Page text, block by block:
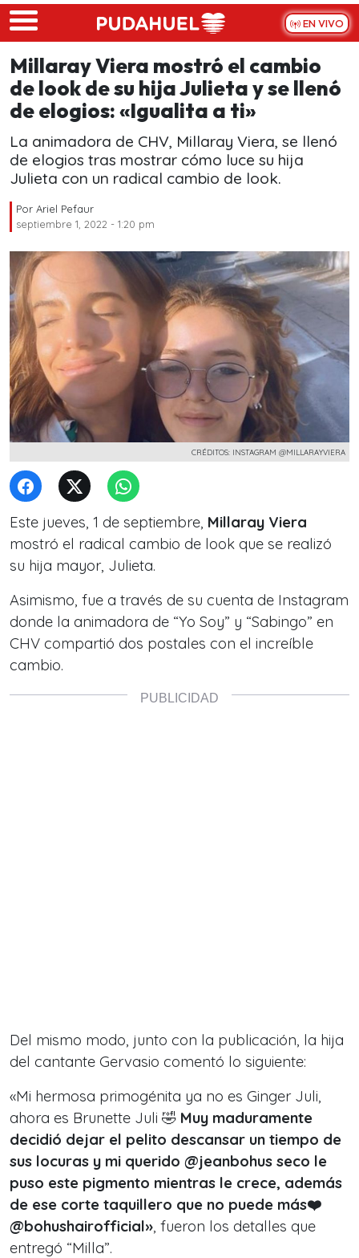
Skip to main content
EN VIVO
Millaray Viera mostró el cambio
de look de su hija Julieta y se llenó
de elogios: «Igualita a ti»
La animadora de CHV, Millaray Viera, se llenó
de elogios tras mostrar cómo luce su hija
Julieta con un radical cambio de look.
Por Ariel Pefaur
septiembre 1, 2022 - 1:20 pm
CRÉDITOS: INSTAGRAM @MILLARAYVIERA
Este jueves, 1 de septiembre, Millaray Viera
mostró el radical cambio de look que se realizó
su hija mayor, Julieta.
Asimismo, fue a través de su cuenta de Instagram
donde la animadora de “Yo Soy” y “Sabingo” en
CHV compartió dos postales con el increíble
cambio.
Del mismo modo, junto con la publicación, la hija
del cantante Gervasio comentó lo siguiente:
«Mi hermosa primogénita ya no es Ginger Juli,
ahora es Brunette Juli 🤣 Muy maduramente
decidió dejar el pelito descansar un tiempo de
sus locuras y mi querido @jeanbohus seco le
puso este pigmento mientras le crece, además
de ese corte taquillero que no puede más❤️
@bohushairofficial», fueron los detalles que
entregó “Milla”.